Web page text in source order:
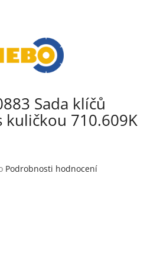
Sada klíčů
710.609K
Podrobnosti hodnocení